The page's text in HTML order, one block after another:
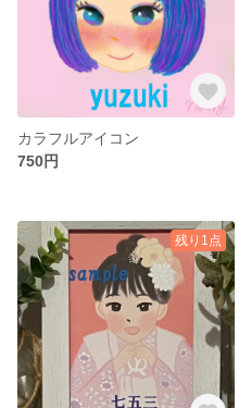
カラフルアイコン
750円
残り1点